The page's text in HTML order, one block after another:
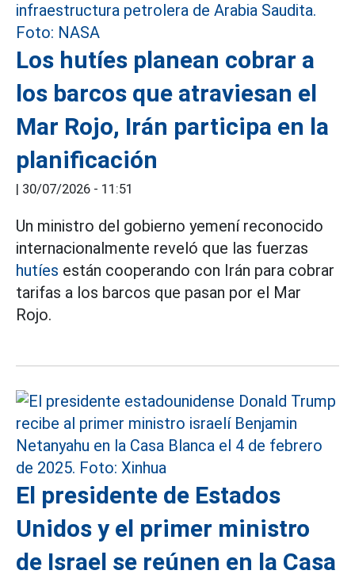
Los hutíes planean cobrar a
los barcos que atraviesan el
Mar Rojo, Irán participa en la
planificación
| 30/07/2026 - 11:51
Un ministro del gobierno yemení reconocido
internacionalmente reveló que las fuerzas
hutíes están cooperando con Irán para cobrar
tarifas a los barcos que pasan por el Mar
Rojo.
El presidente de Estados
Unidos y el primer ministro
de Israel se reúnen en la Casa